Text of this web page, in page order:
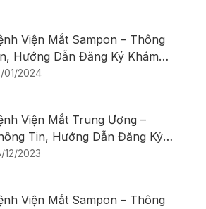
Viện Mắt Sampon – Thông
Hướng Dẫn Đăng Ký Khám
01/2024
Viện Mắt Trung Ương –
Tin, Hướng Dẫn Đăng Ký
Bệnh
12/2023
Viện Mắt Sampon – Thông